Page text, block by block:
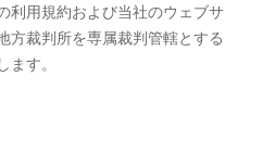
利用規約および当社のウェブサ
方裁判所を専属裁判管轄とする
す。